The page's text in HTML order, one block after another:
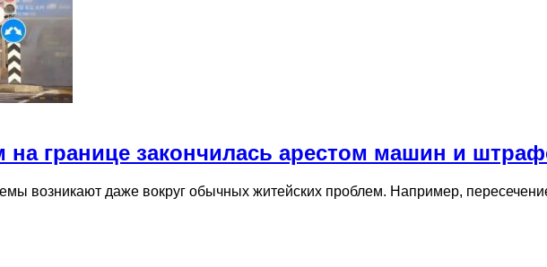
на границе закончилась арестом машин и
возникают даже вокруг обычных житейских проблем. Например,